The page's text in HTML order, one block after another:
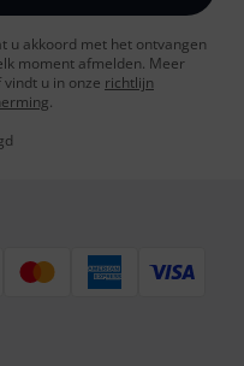
u akkoord met het ontvangen
moment afmelden. Meer
u in onze richtlijn
.